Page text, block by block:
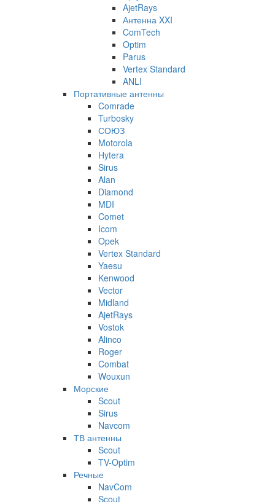
AjetRays
Антенна XXI
ComTech
Optim
Parus
Vertex Standard
ANLI
Портативные антенны
Comrade
Turbosky
СОЮЗ
Motorola
Hytera
Sirus
Alan
Diamond
MDI
Comet
Icom
Opek
Vertex Standard
Yaesu
Kenwood
Vector
Midland
AjetRays
Vostok
Alinco
Roger
Combat
Wouxun
Морские
Scout
Sirus
Navcom
ТВ антенны
Scout
TV-Optim
Речные
NavCom
Scout